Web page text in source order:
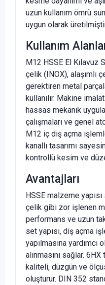
uzun kullanım ömrü
uygun olarak
Kullanım
M12 HSSE El Kılavuz
çelik (INOX), alaşımlı
gerektiren metal
kullanılır. Makine
hassas mekanik
çalışmaları ve genel
M12 iç diş açma
kanallı tasarımı
kontrollü kesim ve
Avantajları
HSSE malzeme
çelik gibi zor işlenen
performans ve uzun
set yapısı, diş açma
yapılmasına
alınmasını sağlar.
kaliteli, düzgün ve
oluşturur. DIN 352